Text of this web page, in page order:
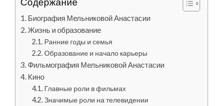
Биография Мельниковой Анастасии
Жизнь и образование
Ранние годы и семья
Образование и начало карьеры
Фильмография Мельниковой Анастасии
Кино
Главные роли в фильмах
Значимые роли на телевидении